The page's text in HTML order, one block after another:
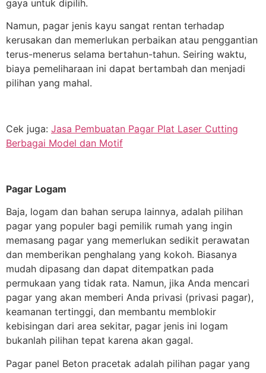
gaya untuk dipilih.
Namun, pagar jenis kayu sangat rentan terhadap
kerusakan dan memerlukan perbaikan atau penggantian
terus-menerus selama bertahun-tahun. Seiring waktu,
biaya pemeliharaan ini dapat bertambah dan menjadi
pilihan yang mahal.
Cek juga: Jasa Pembuatan Pagar Plat Laser Cutting
Berbagai Model dan Motif
Pagar Logam
Baja, logam dan bahan serupa lainnya, adalah pilihan
pagar yang populer bagi pemilik rumah yang ingin
memasang pagar yang memerlukan sedikit perawatan
dan memberikan penghalang yang kokoh. Biasanya
mudah dipasang dan dapat ditempatkan pada
permukaan yang tidak rata. Namun, jika Anda mencari
pagar yang akan memberi Anda privasi (privasi pagar),
keamanan tertinggi, dan membantu memblokir
kebisingan dari area sekitar, pagar jenis ini logam
bukanlah pilihan tepat karena akan gagal.
Pagar panel Beton pracetak adalah pilihan pagar yang